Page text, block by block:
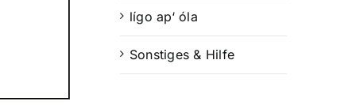
lígo ap‘ óla
Sonstiges & Hilfe